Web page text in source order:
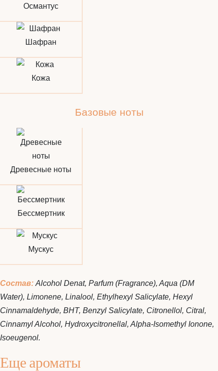
Османтус
Шафран
Кожа
Базовые ноты
Древесные ноты
Бессмертник
Мускус
Состав: Alcohol Denat, Parfum (Fragrance), Aqua (DM
Water), Limonene, Linalool, Ethylhexyl Salicylate, Hexyl
Cinnamaldehyde, BHT, Benzyl Salicylate, Citronellol, Citral,
Cinnamyl Alcohol, Hydroxycitronellal, Alpha-Isomethyl Ionone,
Isoeugenol.
Еще ароматы